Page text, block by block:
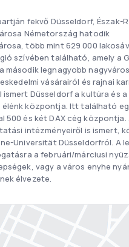
fekvő Düsseldorf, Észak-
Németország hatodik
több mint 629 000
szívében található, amely a
második legnagyobb
vásárairól és rajnai
ismert Düsseldorf a kultúra és a
élénk központja. Itt található
500 és két DAX cég központja.
intézményeiről is ismert,
Universität Düsseldorfról. A
a februári/márciusi
vagy a város enyhe
élvezete.